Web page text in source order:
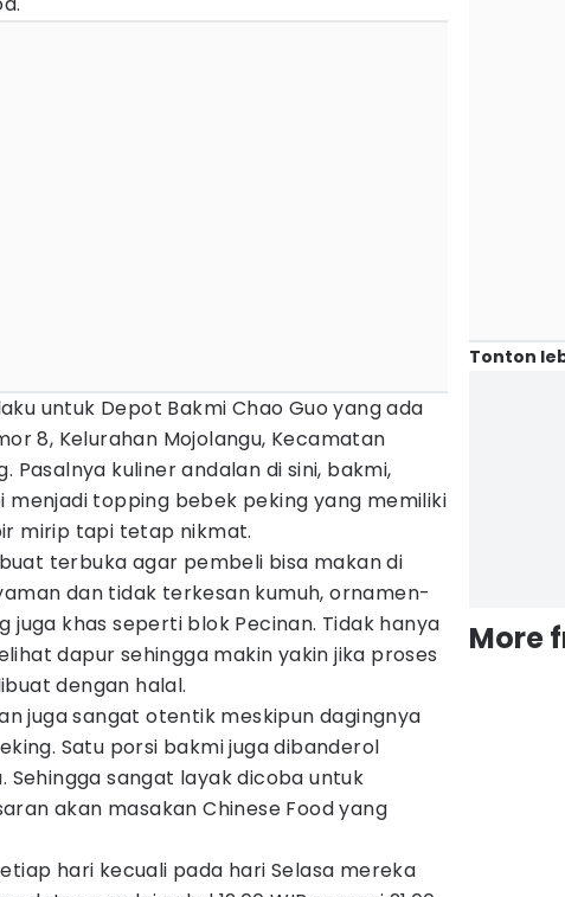
untuk Depot Bakmi Chao Guo yang ada
8, Kelurahan Mojolangu, Kecamatan
Pasalnya kuliner andalan di sini, bakmi,
topping bebek peking yang memiliki
mirip tapi tetap nikmat.
terbuka agar pembeli bisa makan di
dan tidak terkesan kumuh, ornamen-
juga khas seperti blok Pecinan. Tidak hanya
dapur sehingga makin yakin jika proses
dengan halal.
juga sangat otentik meskipun dagingnya
Satu porsi bakmi juga dibanderol
Sehingga sangat layak dicoba untuk
akan masakan Chinese Food yang
hari kecuali pada hari Selasa mereka
Tonton
More